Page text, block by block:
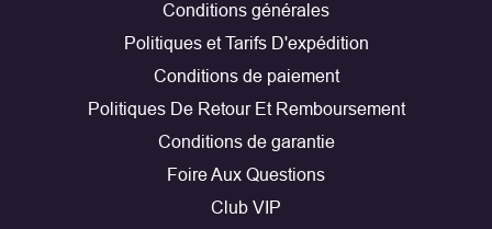
Conditions générales
Politiques et Tarifs D'expédition
Conditions de paiement
Politiques De Retour Et Remboursement
Conditions de garantie
Foire Aux Questions
Club VIP